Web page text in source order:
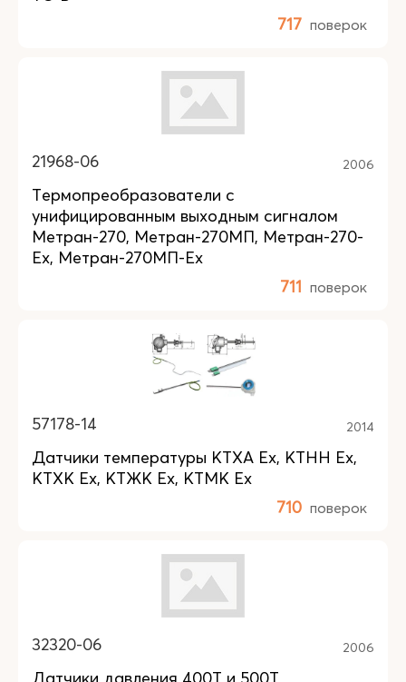
717 поверок
21968-06 2006
Термопреобразователи с
унифицированным выходным сигналом
Метран-270, Метран-270МП, Метран-270-
Ex, Метран-270МП-Ex
711 поверок
57178-14 2014
Датчики температуры КТХА Ex, КТНН Ex,
КТХК Ex, КТЖК Ex, КТМК Ex
710 поверок
32320-06 2006